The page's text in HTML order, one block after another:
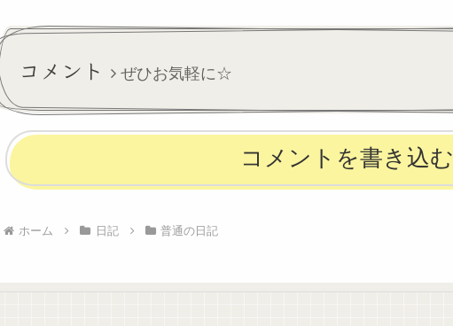
ください！これ！じゃじゃー
ん！！！！うさぎのはんばー
ぐ！かわいくないですか、こ
れ！...
ッチリ...
コメント ぜひお気軽に☆
コメントを書き込む
ホーム 日記 普通の日記